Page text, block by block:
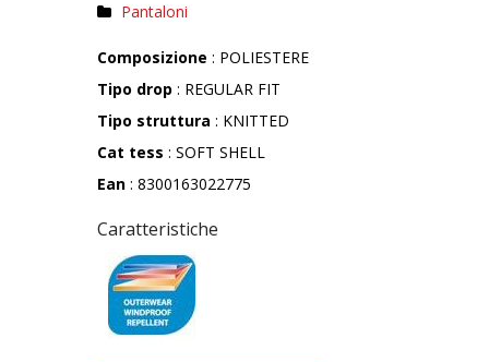
Pantaloni
Composizione : POLIESTERE
Tipo drop : REGULAR FIT
Tipo struttura : KNITTED
Cat tess : SOFT SHELL
Ean : 8300163022775
Caratteristiche